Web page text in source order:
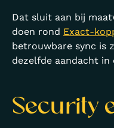
Dat sluit aan bij
doen rond Exact-
betrouwbare sync is
dezelfde aandacht in
Security